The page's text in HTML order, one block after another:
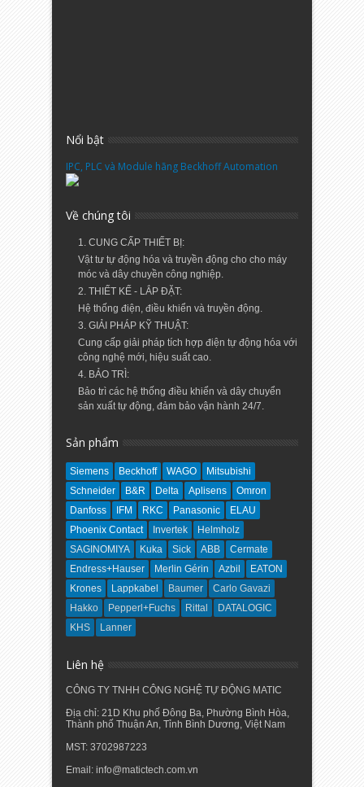
Nổi bật
IPC, PLC và Module hãng Beckhoff Automation
Về chúng tôi
1. CUNG CẤP THIẾT BỊ:
Vật tư tự động hóa và truyền động cho cho máy
móc và dây chuyền công nghiệp.
2. THIẾT KẾ - LẮP ĐẶT:
Hệ thống điện, điều khiển và truyền động.
3. GIẢI PHÁP KỸ THUẬT:
Cung cấp giải pháp tích hợp điện tự động hóa với
công nghệ mới, hiệu suất cao.
4. BẢO TRÌ:
Bảo trì các hệ thống điều khiển và dây chuyển
sản xuất tự động, đảm bảo vận hành 24/7.
Sản phẩm
Siemens Beckhoff WAGO
Mitsubishi
Schneider
B&R Delta Aplisens
Omron
Danfoss
IFM RKC Panasonic
ELAU
Phoenix Contact
Invertek
Helmholz
SAGINOMIYA
Kuka Sick ABB
Cermate
Endress+Hauser
Merlin Gérin Azbil
EATON
Krones
Lappkabel Baumer
Carlo Gavazi
Hakko
Pepperl+Fuchs Rittal
DATALOGIC
KHS
Lanner
Liên hệ
CÔNG TY TNHH CÔNG NGHỆ TỰ ĐỘNG MATIC
Địa chỉ: 21D Khu phố Đông Ba, Phường Bình Hòa,
Thành phố Thuận An, Tỉnh Bình Dương, Việt Nam
MST: 3702987223
Email: info@matictech.com.vn